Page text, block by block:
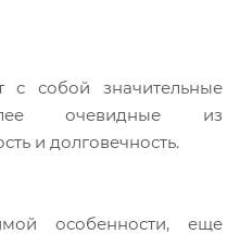
с собой значительные
очевидные из
и долговечность.
особенности, еще